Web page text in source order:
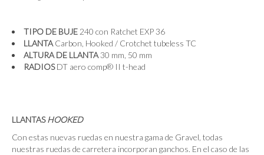
TIPO DE BUJE240 con Ratchet EXP 36
LLANTACarbon, Hooked / Crotchet tubeless TC
ALTURA DE LLANTA30 mm, 50 mm
RADIOSDT aero comp® II t-head
LLANTASHOOKED
Con estas nuevas ruedas en nuestra gama de Gravel, todas
nuestras ruedas de carretera incorporan ganchos. En el caso de las